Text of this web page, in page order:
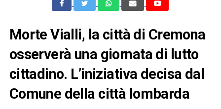
Morte Vialli, la città di Cremona
osserverà una giornata di lutto
cittadino. L’iniziativa decisa dal
Comune della città lombarda